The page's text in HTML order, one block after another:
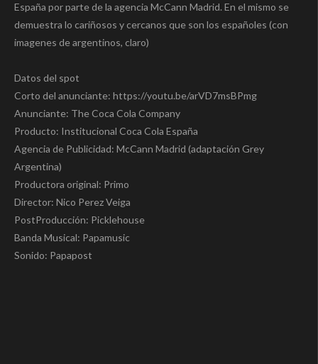
España por parte de la agencia McCann Madrid. En el mismo se
demuestra lo cariñosos y cercanos que son los españoles (con
imagenes de argentinos, claro)
Datos del spot
Corto del anunciante: https://youtu.be/arVD7msBPmg
Anunciante: The Coca Cola Company
Producto: Institucional Coca Cola España
Agencia de Publicidad: McCann Madrid (adaptación Grey
Argentina)
Productora original: Primo
Director: Nico Perez Veiga
PostProducción: Picklehouse
Banda Musical: Papamusic
Sonido: Papapost